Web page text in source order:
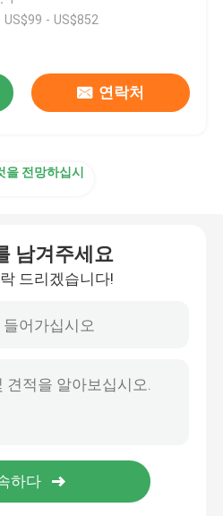
US$99 - US$852
연락처
을 전망하십시
남겨주세요
드리겠습니다!